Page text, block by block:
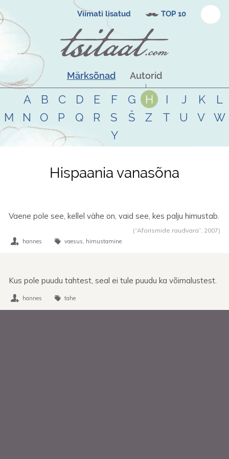
Viimati lisatud TOP 10
Märksõnad Autorid
A B C D E F G H I J K
L
M
N O P Q R S Š Z T U V
W
Y
Hispaania vanasõna
Vaene pole see, kellel vähe on, vaid see, kes palju himustab.
(“Aforismide raudvara”, 2007)
hannes vaesus himustamine
Kus pole puudu tahtest, seal ei tule puudu ka võimalustest.
hannes tahe